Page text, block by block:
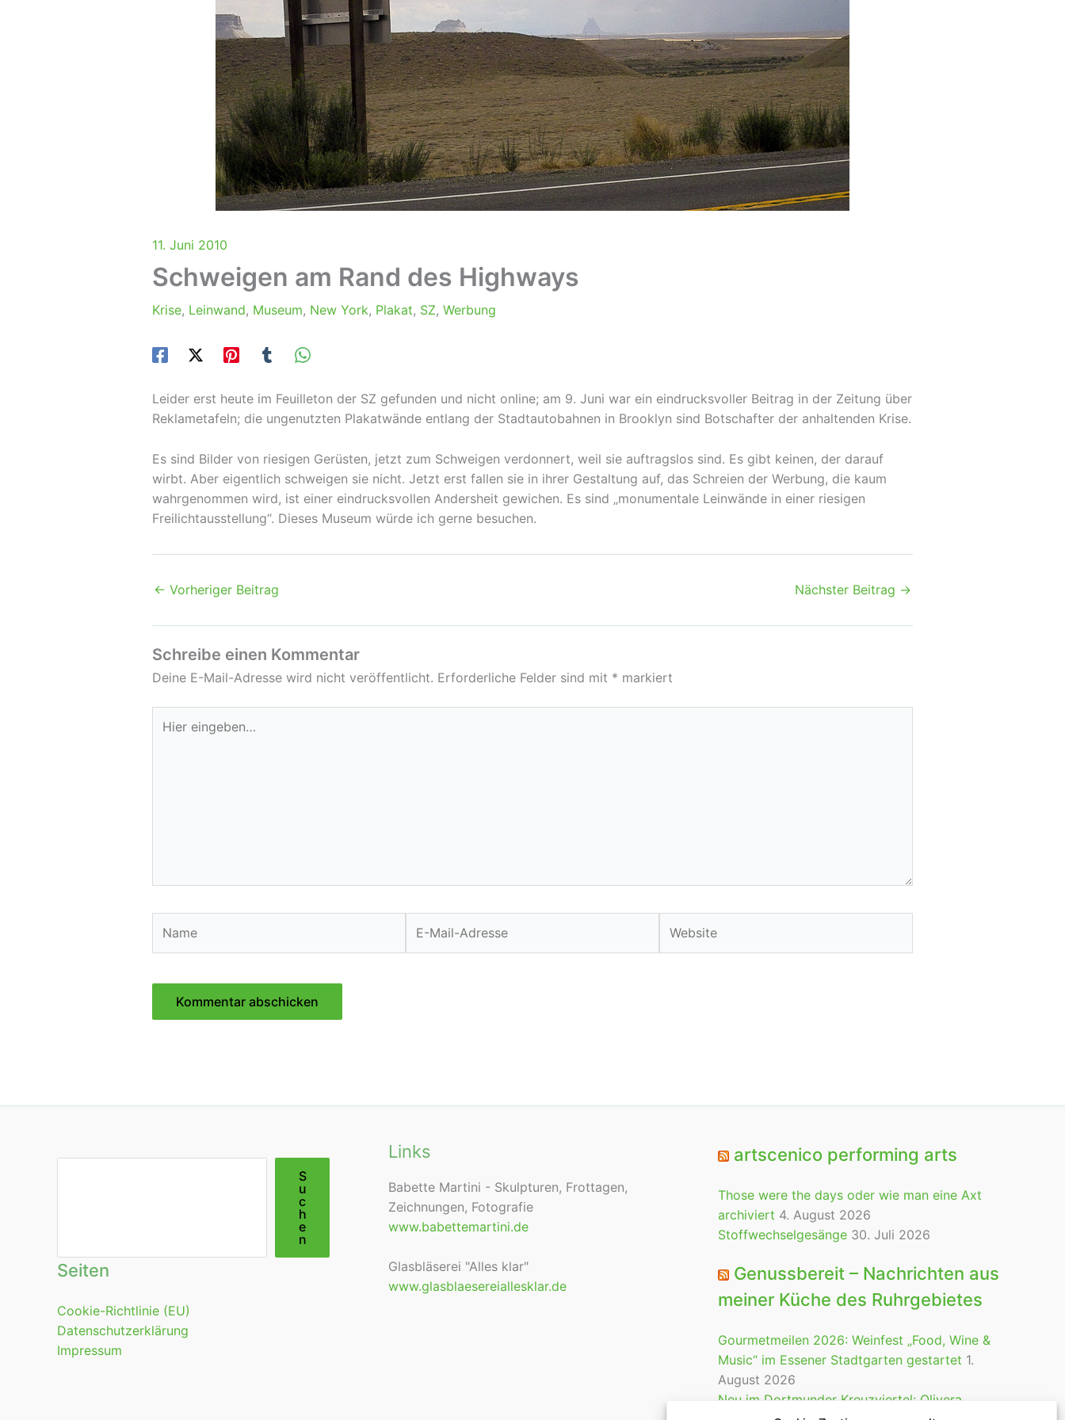
11. Juni 2010
Schweigen am Rand des Highways
Krise, Leinwand, Museum, New York, Plakat, SZ, Werbung
Leider erst heute im Feuilleton der SZ gefunden und nicht online; am 9. Juni war ein eindrucksvoller Beitrag in der Zeitung über
Reklametafeln; die ungenutzten Plakatwände entlang der Stadtautobahnen in Brooklyn sind Botschafter der anhaltenden Krise.
Es sind Bilder von riesigen Gerüsten, jetzt zum Schweigen verdonnert, weil sie auftragslos sind. Es gibt keinen, der darauf
wirbt. Aber eigentlich schweigen sie nicht. Jetzt erst fallen sie in ihrer Gestaltung auf, das Schreien der Werbung, die kaum
wahrgenommen wird, ist einer eindrucksvollen Andersheit gewichen. Es sind „monumentale Leinwände in einer riesigen
Freilichtausstellung“. Dieses Museum würde ich gerne besuchen.
← Vorheriger Beitrag Nächster Beitrag →
Schreibe einen Kommentar
Deine E-Mail-Adresse wird nicht veröffentlicht. Erforderliche Felder sind mit * markiert
eingeben…
Mail-
S
u
c
h
e
n
Seiten
Cookie-Richtlinie (EU)
Datenschutzerklärung
Impressum
Links
Babette Martini - Skulpturen, Frottagen,
Zeichnungen, Fotografie
www.babettemartini.de
Glasbläserei "Alles klar"
www.glasblaesereiallesklar.de
artscenico performing arts
Those were the days oder wie man eine Axt
archiviert 4. August 2026
Stoffwechselgesänge 30. Juli 2026
Genussbereit – Nachrichten aus
meiner Küche des Ruhrgebietes
Gourmetmeilen 2026: Weinfest „Food, Wine &
Music“ im Essener Stadtgarten gestartet 1.
August 2026
Neu im Dortmunder Kreuzviertel: Olivera